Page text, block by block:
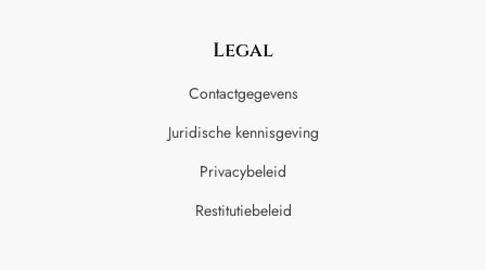
Legal
Contactgegevens
Juridische kennisgeving
Privacybeleid
Restitutiebeleid